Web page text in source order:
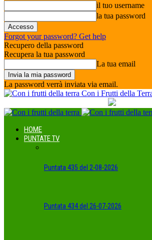
il tuo username
la tua password
Forgot your password? Get help
Recupero della password
Recupera la tua password
La tua email
La password verrà inviata via email.
Con i Frutti della
HOME
PUNTATE TV
Puntata 435 del 2-08-2026
Puntata 434 del 26-07-2026